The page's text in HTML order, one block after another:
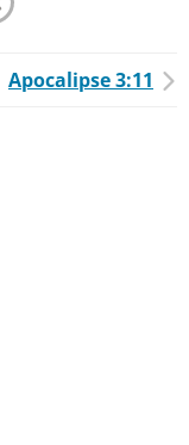
Apocalipse 3:11